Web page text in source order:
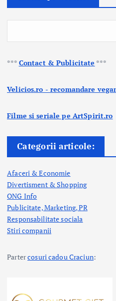
*** Contact & Publicitate ***
Velicios.ro - recomandare
Filme si seriale pe ArtSpirit.ro
Categorii articole:
Afaceri & Economie
Divertisment & Shopping
ONG Info
Publicitate, Marketing, PR
Responsabilitate sociala
Stiri companii
Partercosuri cadou Craciun: